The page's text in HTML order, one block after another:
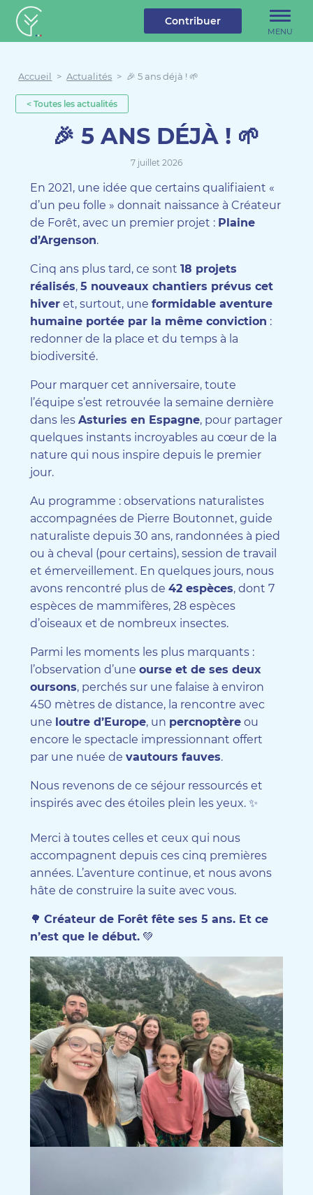
Créateur de forêt
MENU
Contribuer
Accueil > Actualités > 🎉 5 ans déjà ! 🌱
< Toutes les actualités
🎉 5 ANS DÉJÀ ! 🌱
7 juillet 2026
En 2021, une idée que certains qualifiaient «
d’un peu folle » donnait naissance à Créateur
de Forêt, avec un premier projet : Plaine
d’Argenson.
Cinq ans plus tard, ce sont 18 projets
réalisés, 5 nouveaux chantiers prévus cet
hiveret, surtout, une formidable aventure
humaine portée par la même conviction :
redonner de la place et du temps à la
biodiversité.
Pour marquer cet anniversaire, toute
l’équipe s’est retrouvée la semaine dernière
dans les Asturies en Espagne, pour partager
quelques instants incroyables au cœur de la
nature qui nous inspire depuis le premier
jour.
Au programme : observations naturalistes
accompagnées de Pierre Boutonnet, guide
naturaliste depuis 30 ans, randonnées à pied
ou à cheval (pour certains), session de travail
et émerveillement. En quelques jours, nous
avons rencontré plus de 42 espèces, dont 7
espèces de mammifères, 28 espèces
d’oiseaux et de nombreux insectes.
Parmi les moments les plus marquants :
l’observation d’une ourse et de ses deux
oursons, perchés sur une falaise à environ
450 mètres de distance, la rencontre avec
une loutre d’Europe, un percnoptèreou
encore le spectacle impressionnant offert
par une nuée de vautours fauves.
Nous revenons de ce séjour ressourcés et
inspirés avec des étoiles plein les yeux. ✨
Merci à toutes celles et ceux qui nous
accompagnent depuis ces cinq premières
années. L’aventure continue, et nous avons
hâte de construire la suite avec vous.
🌳 Créateur de Forêt fête ses 5 ans. Et ce
n’est que le début.💚